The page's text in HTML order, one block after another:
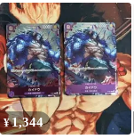
ペシャル］
（WANTED_アニメ
絵） SR ST04-003
［OP03］ ブースターパ
ック 強大な敵 トレカ
TCG 208
¥1,344